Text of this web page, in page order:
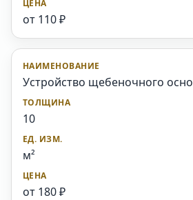
от 110 ₽
Устройство щебеночного
10
м²
от 180 ₽